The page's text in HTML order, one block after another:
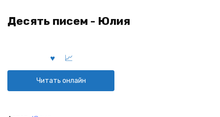
Десять писем - Юлия
Читать онлайн